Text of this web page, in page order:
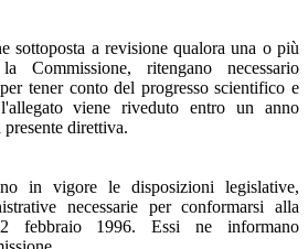
sottoposta a revisione qualora una o più
Commissione, ritengano necessario
tener conto del progresso scientifico e
viene riveduto entro un anno
direttiva.
in vigore le disposizioni legislative,
necessarie per conformarsi alla
febbraio 1996. Essi ne informano